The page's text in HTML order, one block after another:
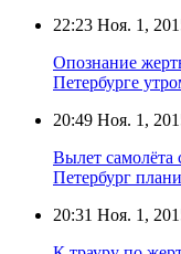
22:23 Ноя. 1,
Опознание
Петербурге
20:49 Ноя. 1,
Вылет самолёта
Петербург
20:31 Ноя. 1,